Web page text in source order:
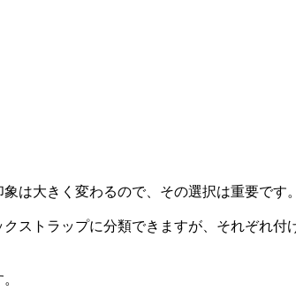
は大きく変わるので、その選択は重要です。
ストラップに分類できますが、それぞれ